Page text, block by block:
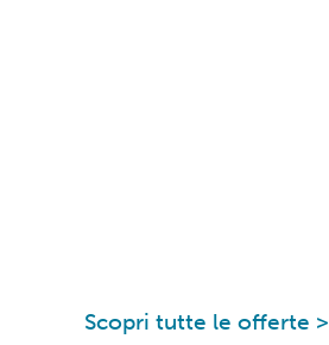
Scopri tutte le offerte >